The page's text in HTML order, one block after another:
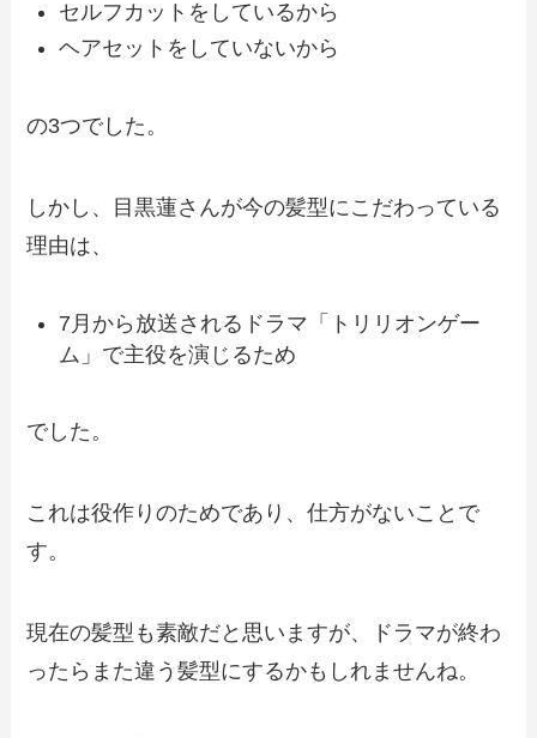
セルフカットをしているから
ヘアセットをしていないから
の3つでした。
しかし、目黒蓮さんが今の髪型にこだわっている
理由は、
7月から放送されるドラマ「トリリオンゲー
ム」で主役を演じるため
でした。
これは役作りのためであり、仕方がないことで
す。
現在の髪型も素敵だと思いますが、ドラマが終わ
ったらまた違う髪型にするかもしれませんね。